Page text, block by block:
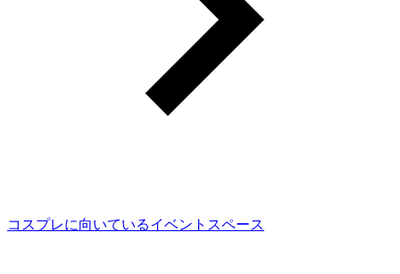
コスプレに向いているイベントスペース